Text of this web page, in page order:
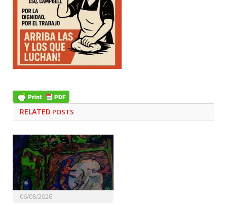
RELATED POSTS
06/08/2026